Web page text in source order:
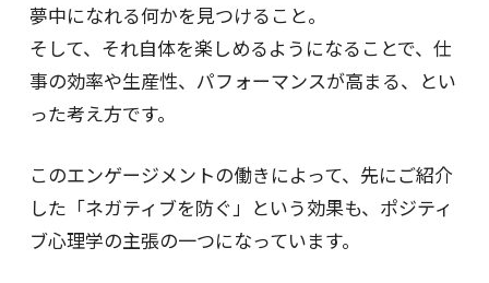
夢中になれる何かを見つけること。
そして、それ自体を楽しめるようになることで、仕
事の効率や生産性、パフォーマンスが高まる、とい
った考え方です。
このエンゲージメントの働きによって、先にご紹介
した「ネガティブを防ぐ」という効果も、ポジティ
ブ心理学の主張の一つになっています。